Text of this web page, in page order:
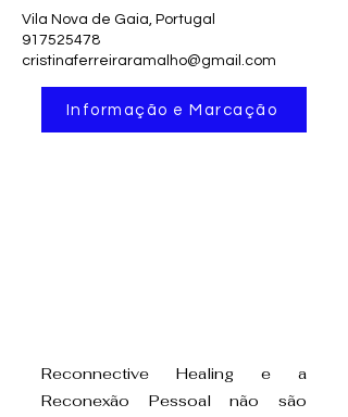
Vila Nova de Gaia, Portugal
917525478
cristinaferreiraramalho@gmail.com
Informação e Marcação
Reconnective Healing e a
Reconexão Pessoal não são